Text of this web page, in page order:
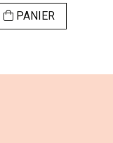
PANIER